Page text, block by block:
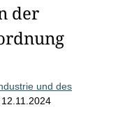
der
und des